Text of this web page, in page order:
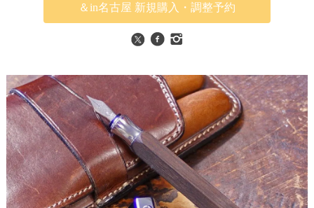
＆in名古屋 新規購入・調整予約